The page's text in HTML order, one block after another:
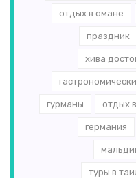
отдых в омане
праздник
хива
гурманы отдых
германия
туры в